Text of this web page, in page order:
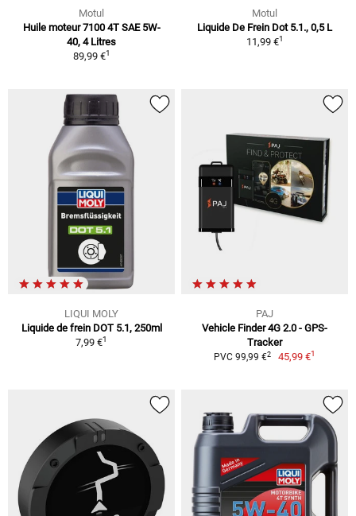
Motul
Huile moteur 7100 4T SAE 5W-
40, 4 Litres
89,99 €1
Motul
Liquide De Frein Dot 5.1., 0,5 L
11,99 €1
LIQUI MOLY
Liquide de frein DOT 5.1, 250ml
7,99 €1
PAJ
Vehicle Finder 4G 2.0 - GPS-
Tracker
PVC 99,99 €2 45,99 €1